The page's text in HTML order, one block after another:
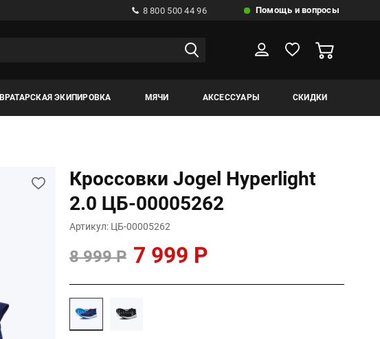
8 800 500 44 96 Помощь и вопросы
ВРАТАРСКАЯ ЭКИПИРОВКА МЯЧИ АКСЕССУАРЫ СКИДКИ
Кроссовки Jogel Hyperlight
2.0 ЦБ-00005262
Артикул: ЦБ-00005262
8 999 Р 7 999 Р